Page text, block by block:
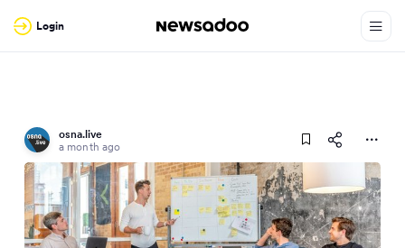
Login
osna.live
a month ago